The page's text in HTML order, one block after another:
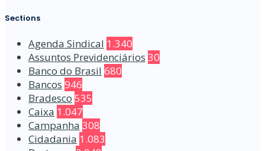
Sections
Agenda Sindical 1.340
Assuntos Previdenciários 30
Banco do Brasil 680
Bancos 946
Bradesco 535
Caixa 1.047
Campanha 308
Cidadania 1.083